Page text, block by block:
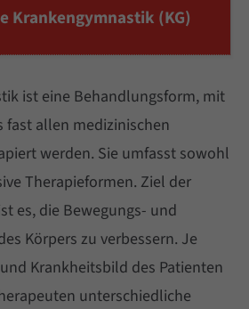
94102
Krankengymnastik (KG)
ist eine Behandlungsform, mit
fast allen medizinischen
werden. Sie umfasst sowohl
Therapieformen. Ziel der
es, die Bewegungs- und
Körpers zu verbessern. Je
Krankheitsbild des Patienten
unterschiedliche